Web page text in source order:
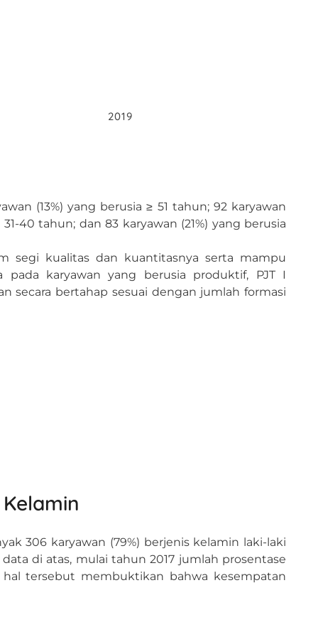
2019
(13%) yang berusia ≥ 51 tahun; 92 karyawan
40 tahun; dan 83 karyawan (21%) yang berusia
segi kualitas dan kuantitasnya serta mampu
karyawan yang berusia produktif, PJT I
secara bertahap sesuai dengan jumlah formasi
306 karyawan (79%) berjenis kelamin laki-laki
di atas, mulai tahun 2017 jumlah prosentase
tersebut membuktikan bahwa kesempatan